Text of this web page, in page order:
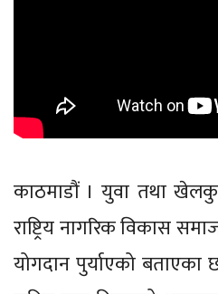
काठमाडौं । युवा तथा
राष्ट्रिय नागरिक विकास
योगदान पुर्याएको बताएका